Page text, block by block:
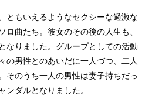
ともいえるようなセクシーな過激な
曲たち。彼女のその後の人生も、
なりました。グループとしての活動
の男性とのあいだに一人づつ、二人
そのうち一人の男性は妻子持ちだっ
ンダルとなりました。